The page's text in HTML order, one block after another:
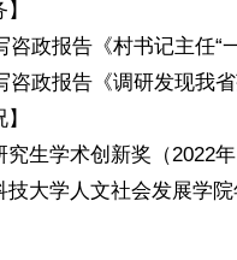
咨政报告《村书记主任“
咨政报告《调研发现我
生学术创新奖（2022年
技大学人文社会发展学院